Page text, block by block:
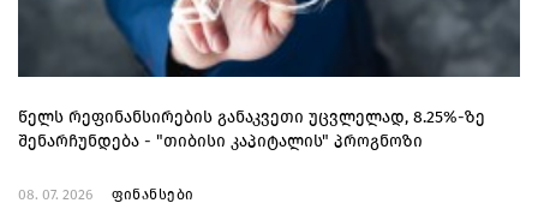
წელს რეფინანსირების განაკვეთი უცვლელად, 8.25%-ზე
შენარჩუნდება - "თიბისი კაპიტალის" პროგნოზი
08. 07. 2026 ფინანსები